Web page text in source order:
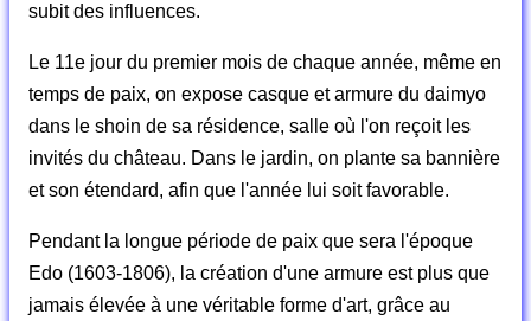
subit des influences.
Le 11e jour du premier mois de chaque année, même en
temps de paix, on expose casque et armure du daimyo
dans le shoin de sa résidence, salle où l'on reçoit les
invités du château. Dans le jardin, on plante sa bannière
et son étendard, afin que l'année lui soit favorable.
Pendant la longue période de paix que sera l'époque
Edo (1603-1806), la création d'une armure est plus que
jamais élevée à une véritable forme d'art, grâce au